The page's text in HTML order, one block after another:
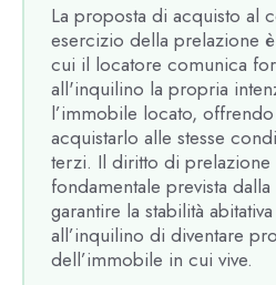
La proposta di acquisto al
esercizio della prelazione
cui il locatore comunica
all'inquilino la propria
l’immobile locato,
acquistarlo alle stesse
terzi. Il diritto di prelazione
fondamentale prevista
garantire la stabilità
all’inquilino di diventare
dell’immobile in cui vive.